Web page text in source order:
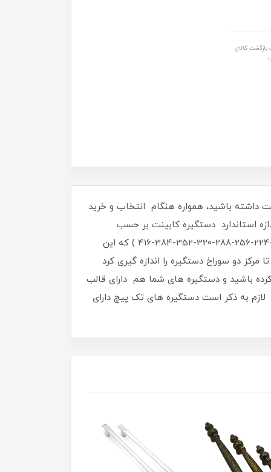
کالای
داشته باشید، همواره هنگام انتخاب و خرید
استاندارد دستگیره کابینت بر حسب
میلی‌متر اندازه گیری و محاسبه می‌شود و همواره مضربی از عدد 32 است، که عبارت است از ( 32-64-96-128-160-192-224-256-288-320-352-384-416 ) که این
دو سوراخ دستگیره را اندازه گیری کرد
باشید و دستگیره های شما هم دارای قالب
192-224-256-288-320-352-384-416 برحسب میلی‌متر باشد . لازم به ذکر است دستگیره های تک پیچ دارای